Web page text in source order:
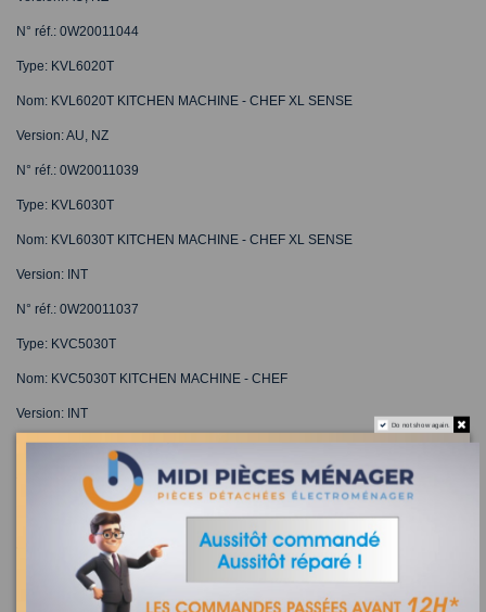
N° réf.: 0W20011044
Type: KVL6020T
Nom: KVL6020T KITCHEN MACHINE - CHEF XL SENSE
Version: AU, NZ
N° réf.: 0W20011039
Type: KVL6030T
Nom: KVL6030T KITCHEN MACHINE - CHEF XL SENSE
Version: INT
N° réf.: 0W20011037
Type: KVC5030T
Nom: KVC5030T KITCHEN MACHINE - CHEF
Version: INT
N° réf.: 0W20011036
Type: KVC5040T
Nom: KVC5040T KITCHEN MACHINE - CHEF
N° réf.: 0W20011040
Do not show again.